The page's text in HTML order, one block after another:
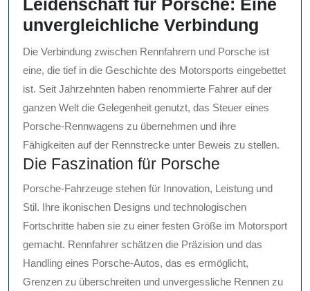
Leidenschaft für Porsche: Eine
unvergleichliche Verbindung
Die Verbindung zwischen Rennfahrern und Porsche ist
eine, die tief in die Geschichte des Motorsports eingebettet
ist. Seit Jahrzehnten haben renommierte Fahrer auf der
ganzen Welt die Gelegenheit genutzt, das Steuer eines
Porsche-Rennwagens zu übernehmen und ihre
Fähigkeiten auf der Rennstrecke unter Beweis zu stellen.
Die Faszination für Porsche
Porsche-Fahrzeuge stehen für Innovation, Leistung und
Stil. Ihre ikonischen Designs und technologischen
Fortschritte haben sie zu einer festen Größe im Motorsport
gemacht. Rennfahrer schätzen die Präzision und das
Handling eines Porsche-Autos, das es ermöglicht,
Grenzen zu überschreiten und unvergessliche Rennen zu